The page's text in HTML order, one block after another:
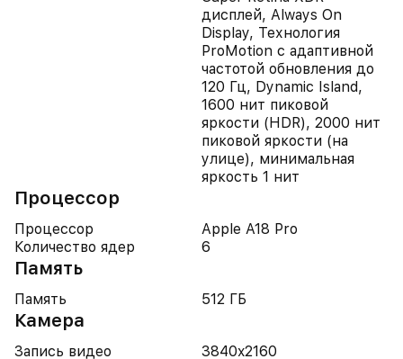
дисплей, Always On
Display, Технология
ProMotion с адаптивной
частотой обновления до
120 Гц, Dynamic Island,
1600 нит пиковой
яркости (HDR), 2000 нит
пиковой яркости (на
улице), минимальная
яркость 1 нит
Процессор
Процессор
Apple A18 Pro
Количество ядер
6
Память
Память 512 ГБ
Камера
Запись видео 3840x2160